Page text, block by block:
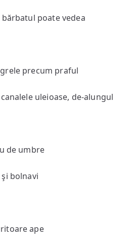
poate vedea
precum praful
uleioase, de-alungul
de umbre
bolnavi
ape